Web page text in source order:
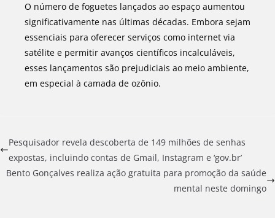
O número de foguetes lançados ao espaço aumentou
significativamente nas últimas décadas. Embora sejam
essenciais para oferecer serviços como internet via
satélite e permitir avanços científicos incalculáveis,
esses lançamentos são prejudiciais ao meio ambiente,
em especial à camada de ozônio.
Pesquisador revela descoberta de 149 milhões de senhas
expostas, incluindo contas de Gmail, Instagram e ‘gov.br’
Bento Gonçalves realiza ação gratuita para promoção da saúde
mental neste domingo